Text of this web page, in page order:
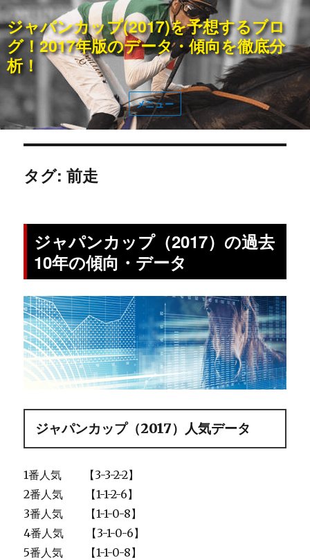
ジャパンカップ(2017)を予想するブロ
グ！2017年版のデータ・傾向を徹底分
析！
メニュー
タグ: 前走
ジャパンカップ（2017）の過去
10年の傾向・データ
ジャパンカップ（2017）人気データ
1番人気 【3-3-2-2】
2番人気 【1-1-2-6】
3番人気 【1-1-0-8】
4番人気 【3-1-0-6】
5番人気 【1-1-0-8】